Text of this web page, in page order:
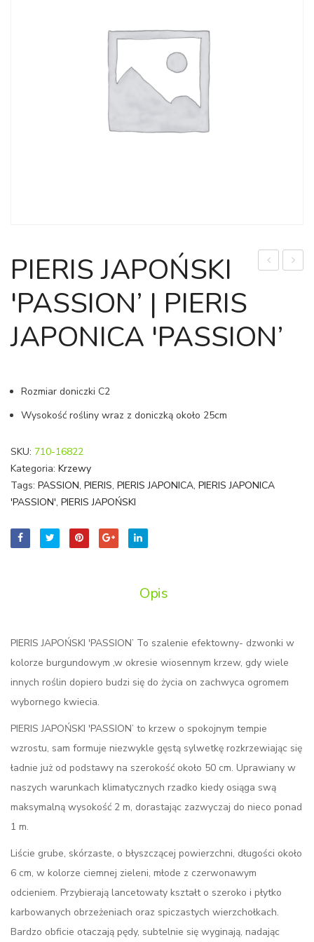
PIERIS
PIERIS JAPOŃSKI
'PASSION’ | PIERIS
JAPONICA 'PASSION’
Rozmiar doniczki C2
Wysokość rośliny wraz z doniczką około 25cm
SKU: 710-16822
Kategoria: Krzewy
Tags: PASSION, PIERIS, PIERIS JAPONICA, PIERIS JAPONICA
'PASSION', PIERIS JAPOŃSKI
Opis
PIERIS JAPOŃSKI 'PASSION’ To szalenie efektowny- dzwonki w
kolorze burgundowym ,w okresie wiosennym krzew, gdy wiele
innych roślin dopiero budzi się do życia on zachwyca ogromem
wybornego kwiecia.
PIERIS JAPOŃSKI 'PASSION’ to krzew o spokojnym tempie
wzrostu, sam formuje niezwykle gęstą sylwetkę rozkrzewiając się
ładnie już od podstawy na szerokość około 50 cm. Uprawiany w
naszych warunkach klimatycznych rzadko kiedy osiąga swą
maksymalną wysokość 2 m, dorastając zazwyczaj do nieco ponad
1 m.
Liście grube, skórzaste, o błyszczącej powierzchni, długości około
6 cm, w kolorze ciemnej zieleni, młode z czerwonawym
odcieniem. Przybierają lancetowaty kształt o szeroko i płytko
karbowanych obrzeżeniach oraz spiczastych wierzchołkach.
Bardzo obficie otaczają pędy, subtelnie się wyginają, nadając